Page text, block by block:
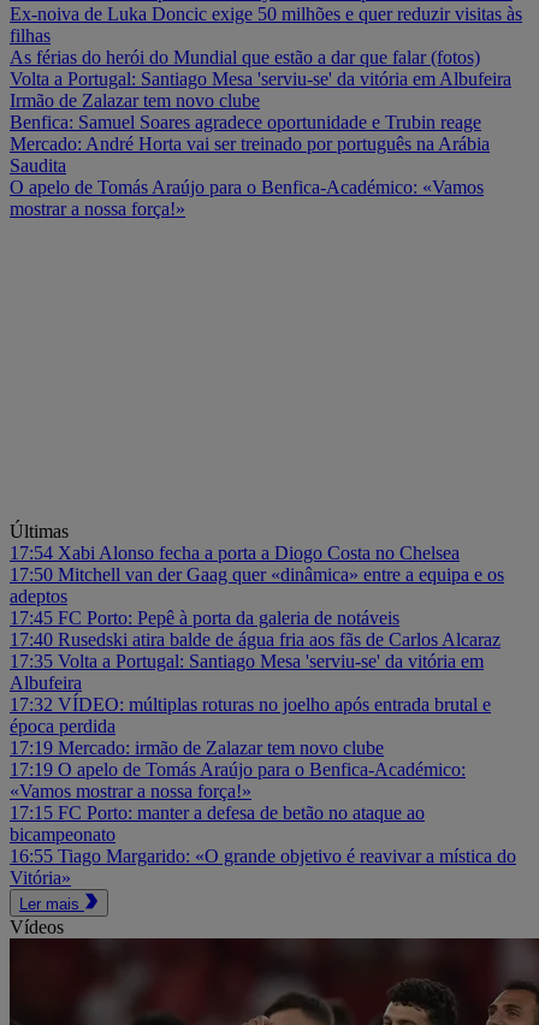
Ex-noiva de Luka Doncic exige 50 milhões e quer reduzir visitas às
filhas
As férias do herói do Mundial que estão a dar que falar (fotos)
Volta a Portugal: Santiago Mesa 'serviu-se' da vitória em Albufeira
Irmão de Zalazar tem novo clube
Benfica: Samuel Soares agradece oportunidade e Trubin reage
Mercado: André Horta vai ser treinado por português na Arábia
Saudita
O apelo de Tomás Araújo para o Benfica-Académico: «Vamos
mostrar a nossa força!»
Últimas
17:54 Xabi Alonso fecha a porta a Diogo Costa no Chelsea
17:50 Mitchell van der Gaag quer «dinâmica» entre a equipa e os
adeptos
17:45 FC Porto: Pepê à porta da galeria de notáveis
17:40 Rusedski atira balde de água fria aos fãs de Carlos Alcaraz
17:35 Volta a Portugal: Santiago Mesa 'serviu-se' da vitória em
Albufeira
17:32 VÍDEO: múltiplas roturas no joelho após entrada brutal e
época perdida
17:19 Mercado: irmão de Zalazar tem novo clube
17:19 O apelo de Tomás Araújo para o Benfica-Académico:
«Vamos mostrar a nossa força!»
17:15 FC Porto: manter a defesa de betão no ataque ao
bicampeonato
16:55 Tiago Margarido: «O grande objetivo é reavivar a mística do
Vitória»
Ler mais
Vídeos